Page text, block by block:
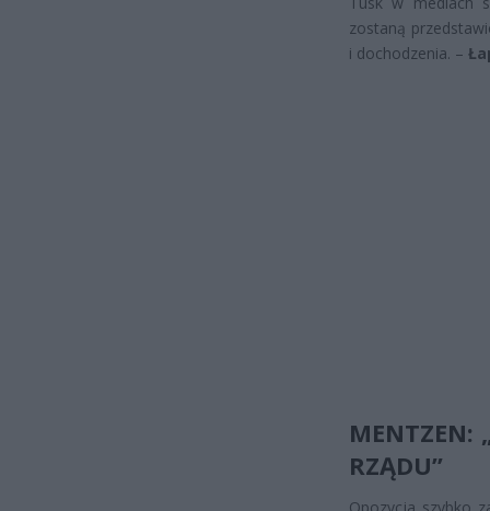
zostaną
i dochodzenia. –
MENTZEN:
RZĄDU”
Opozycja szybko